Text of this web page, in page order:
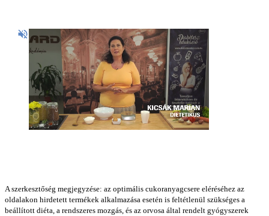
A szerkesztőség megjegyzése: az optimális cukoranyagcsere eléréséhez az
oldalakon hirdetett termékek alkalmazása esetén is feltétlenül szükséges a
beállított diéta, a rendszeres mozgás, és az orvosa által rendelt gyógyszerek